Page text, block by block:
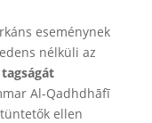
eseménynek
nélküli az
Al-Qadhdhāfī
ellen